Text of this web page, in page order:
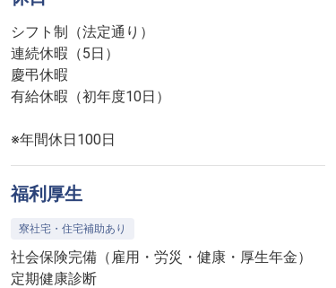
シフト制（法定通り）
連続休暇（5日）
慶弔休暇
有給休暇（初年度10日）
※年間休日100日
福利厚生
寮社宅・住宅補助あり
社会保険完備（雇用・労災・健康・厚生年金）
定期健康診断